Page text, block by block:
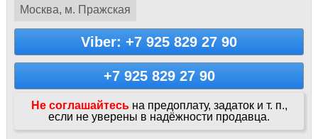
Москва, м. Пражская
Viber: +7 925 829 27 90
+7 925 829 27 90
Не соглашайтесь на предоплату, задаток и т. п.,
если не уверены в надёжности продавца.